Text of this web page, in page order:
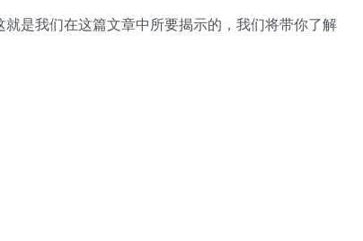
是我们在这篇文章中所要揭示的，我们将带你了解